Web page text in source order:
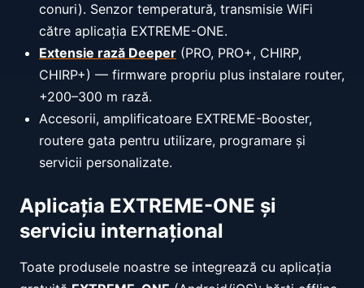
conuri). Senzor temperatură, transmisie WiFi
către aplicația EXTREME-ONE.
Extensie rază Deeper (PRO, PRO+, CHIRP,
CHIRP+) — firmware propriu plus instalare router,
+200–300 m rază.
Accesorii, amplificatoare EXTREME-Booster,
routere gata pentru utilizare, programare și
servicii personalizate.
Aplicația EXTREME-ONE și
serviciu internațional
Toate produsele noastre se integrează cu aplicația